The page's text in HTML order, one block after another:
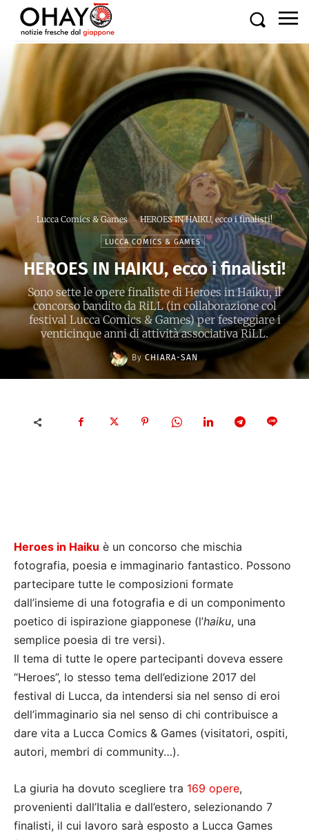
Lucca Comics & Games HEROES IN HAIKU, ecco i finalisti!
LUCCA COMICS & GAMES
HEROES IN HAIKU, ecco i finalisti!
Sono sette le opere finaliste di Heroes in Haiku, il
concorso bandito da RiLL (in collaborazione col
festival Lucca Comics & Games) per festeggiare i
venticinque anni di attività associativa RiLL.
By CHIARA-SAN
Heroes in Haiku è un concorso che mischia
fotografia, poesia e immaginario fantastico. Possono
partecipare tutte le composizioni formate
dall’insieme di una fotografia e di un componimento
poetico di ispirazione giapponese (l’haiku, una
semplice poesia di tre versi).
Il tema di tutte le opere partecipanti doveva essere
“Heroes”, lo stesso tema dell’edizione 2017 del
festival di Lucca, da intendersi sia nel senso di eroi
dell’immaginario sia nel senso di chi contribuisce a
dare vita a Lucca Comics & Games (visitatori, ospiti,
autori, membri di community…).
La giuria ha dovuto scegliere tra 169 opere,
provenienti dall’Italia e dall’estero, selezionando 7
finalisti, il cui lavoro sarà esposto a Lucca Games